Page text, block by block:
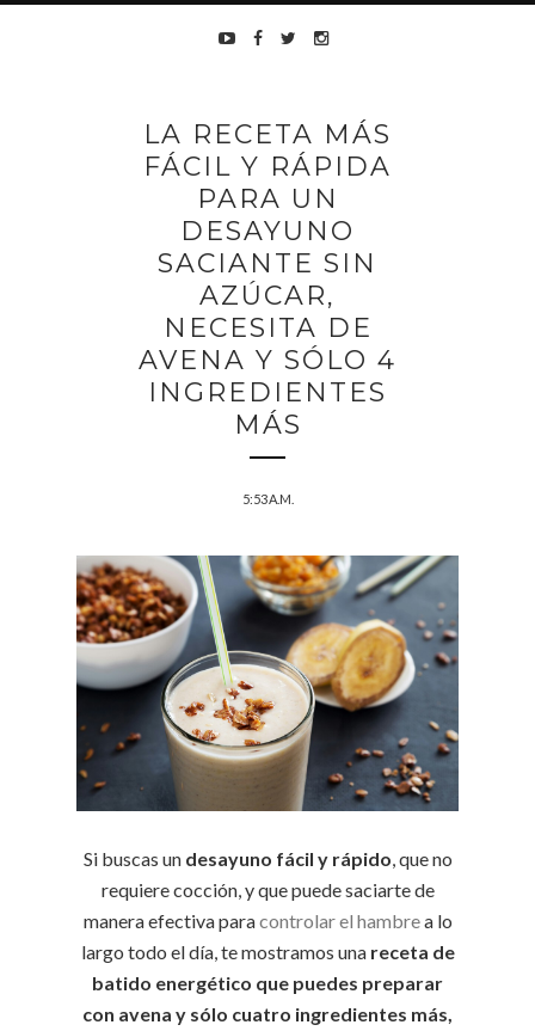
LA RECETA MÁS
FÁCIL Y RÁPIDA
PARA UN
DESAYUNO
SACIANTE SIN
AZÚCAR,
NECESITA DE
AVENA Y SÓLO 4
INGREDIENTES
MÁS
5:53 A.M.
Si buscas un desayuno fácil y rápido, que no
requiere cocción, y que puede saciarte de
manera efectiva paracontrolar el hambrea lo
largo todo el día, te mostramos una receta de
batido energético que puedes preparar
con avena y sólo cuatro ingredientes más,